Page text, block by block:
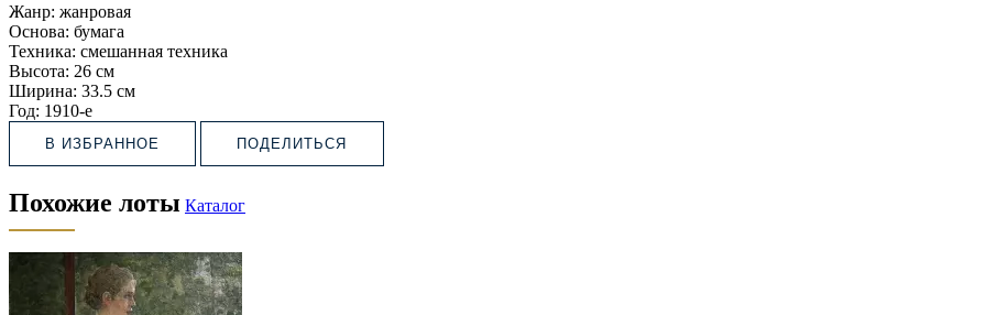
Жанр: жанровая
Основа: бумага
Техника: смешанная техника
Высота: 26 см
Ширина: 33.5 см
Год: 1910-е
В ИЗБРАННОЕ ПОДЕЛИТЬСЯ
Похожие лоты Каталог